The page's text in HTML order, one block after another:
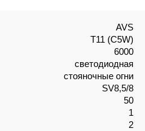
AVS
Т11 (C5W)
6000
светодиодная
стояночные огни
SV8,5/8
50
1
2